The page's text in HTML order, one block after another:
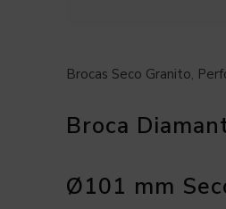
Brocas Seco Granito,
Broca
Ø101 mm